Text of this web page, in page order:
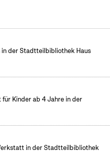
der Stadtteilbibliothek Haus
für Kinder ab 4 Jahre in der
in der Stadtteilbibliothek